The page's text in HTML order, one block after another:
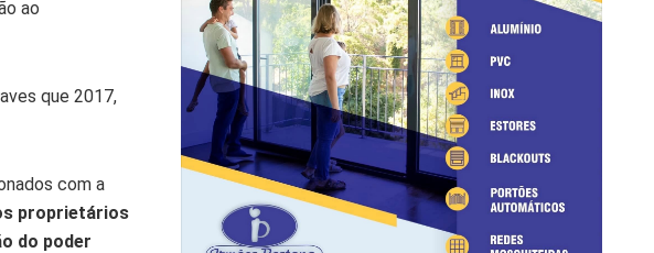
ao
que 2017,
com a
proprietários
do poder